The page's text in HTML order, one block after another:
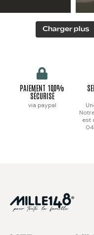
Charger plus
PAIEMENT 100%
SÉCURISÉ
via paypal
est